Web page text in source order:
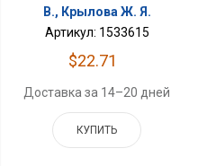
В., Крылова Ж. Я.
Артикул: 1533615
$22.71
Доставка за 14–20 дней
КУПИТЬ